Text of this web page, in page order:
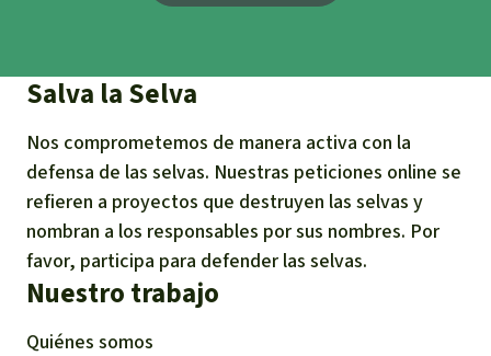
Salva la Selva
Nos comprometemos de manera activa con la
defensa de las selvas. Nuestras peticiones online se
refieren a proyectos que destruyen las selvas y
nombran a los responsables por sus nombres. Por
favor, participa para defender las selvas.
Nuestro trabajo
Quiénes somos